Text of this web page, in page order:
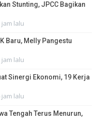
Stunting, JPCC Bagikan
jam lalu
Baru, Melly Pangestu
jam lalu
Sinergi Ekonomi, 19 Kerja
jam lalu
Tengah Terus Menurun,